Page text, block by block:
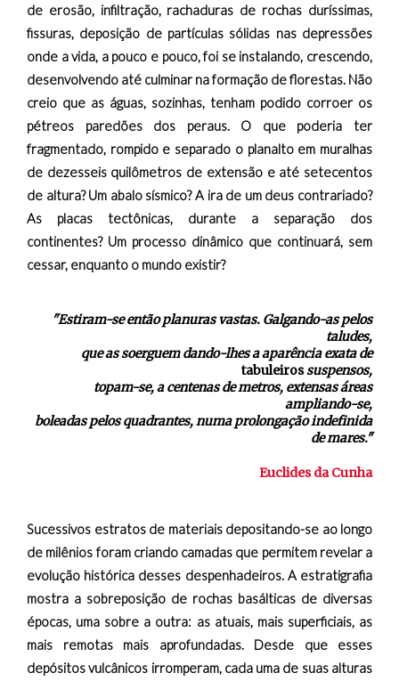
de erosão, infiltração, rachaduras de rochas duríssimas,
fissuras, deposição de partículas sólidas nas depressões
onde a vida, a pouco e pouco, foi se instalando, crescendo,
desenvolvendo até culminar na formação de florestas. Não
creio que as águas, sozinhas, tenham podido corroer os
pétreos paredões dos peraus. O que poderia ter
fragmentado, rompido e separado o planalto em muralhas
de dezesseis quilômetros de extensão e até setecentos
de altura? Um abalo sísmico? A ira de um deus contrariado?
As placas tectônicas, durante a separação dos
continentes? Um processo dinâmico que continuará, sem
cessar, enquanto o mundo existir?
"Estiram-se então planuras vastas. Galgando-as pelos
taludes,
que as soerguem dando-lhes a aparência exata de
tabuleirossuspensos,
topam-se, a centenas de metros, extensas áreas
ampliando-se,
boleadas pelos quadrantes, numa prolongação indefinida
de mares."
Euclides da Cunha
Sucessivos estratos de materiais depositando-se ao longo
de milênios foram criando camadas que permitem revelar a
evolução histórica desses despenhadeiros. A estratigrafia
mostra a sobreposição de rochas basálticas de diversas
épocas, uma sobre a outra: as atuais, mais superficiais, as
mais remotas mais aprofundadas. Desde que esses
depósitos vulcânicos irromperam, cada uma de suas alturas